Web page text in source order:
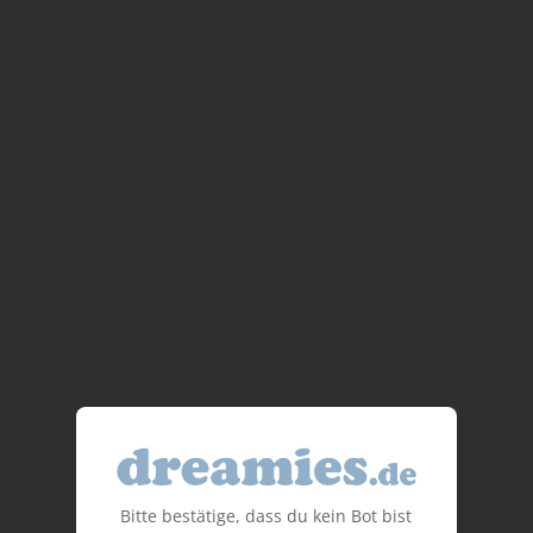
Bitte bestätige, dass du kein Bot bist